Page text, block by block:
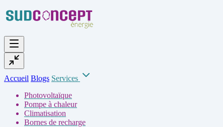
Accueil Blogs Services
Photovoltaïque
Pompe à chaleur
Climatisation
Bornes de recharge